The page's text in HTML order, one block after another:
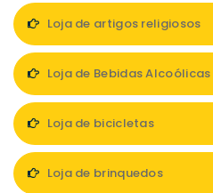
Loja de artigos religiosos
Loja de Bebidas Alcoólicas
Loja de bicicletas
Loja de brinquedos